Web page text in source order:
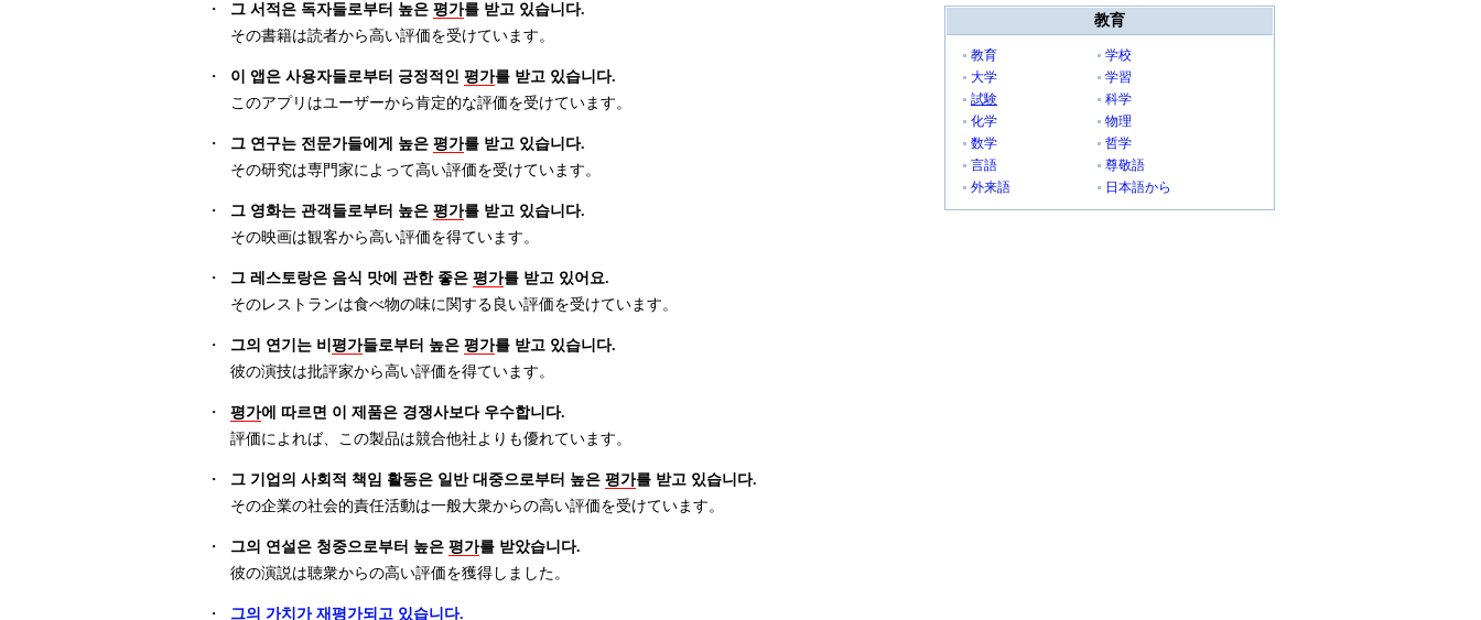
・ 그 서적은 독자들로부터 높은 평가를 받고 있습니다.
その書籍は読者から高い評価を受けています。
・ 이 앱은 사용자들로부터 긍정적인 평가를 받고 있습니다.
このアプリはユーザーから肯定的な評価を受けています。
・ 그 연구는 전문가들에게 높은 평가를 받고 있습니다.
その研究は専門家によって高い評価を受けています。
・ 그 영화는 관객들로부터 높은 평가를 받고 있습니다.
その映画は観客から高い評価を得ています。
・ 그 레스토랑은 음식 맛에 관한 좋은 평가를 받고 있어요.
そのレストランは食べ物の味に関する良い評価を受けています。
・ 그의 연기는 비 평가들로부터 높은 평가를 받고 있습니다.
彼の演技は批評家から高い評価を得ています。
・ 평가에 따르면 이 제품은 경쟁사보다 우수합니다.
評価によれば、この製品は競合他社よりも優れています。
・ 그 기업의 사회적 책임 활동은 일반 대중으로부터 높은 평가를 받고 있습니다.
その企業の社会的責任活動は一般大衆からの高い評価を受けています。
・ 그의 연설은 청중으로부터 높은 평가를 받았습니다.
彼の演説は聴衆からの高い評価を獲得しました。
・ 그의 가치가 재 평가되고 있습니다.
教育
教育
学校
大学
学習
試験
科学
化学
物理
数学
哲学
言語
尊敬語
外来語
日本語から